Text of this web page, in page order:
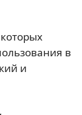
в
и